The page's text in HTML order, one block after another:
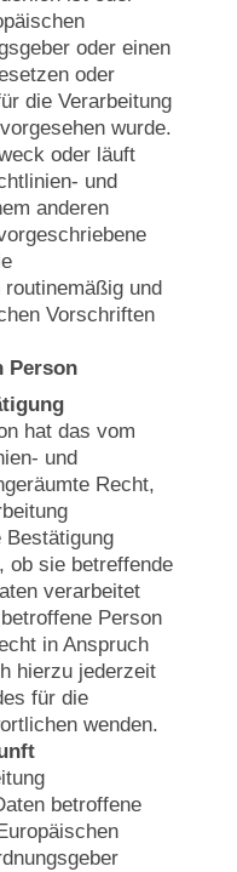
oder einen
oder
die Verarbeitung
wurde.
oder läuft
und
anderen
routinemäßig und
Vorschriften
Person
hat das vom
und
Recht,
Bestätigung
ob sie betreffende
verarbeitet
Person
in Anspruch
hierzu jederzeit
für die
wenden.
betroffene